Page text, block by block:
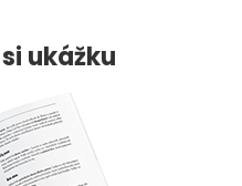
ukážku